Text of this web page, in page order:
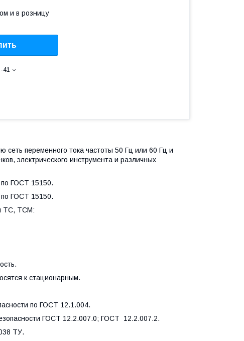
и в розницу
41
переменного тока частоты 50 Гц или 60 Гц и
электрического инструмента и различных
по ГОСТ 15150.
ГОСТ 15150.
ТС, ТСМ:
к стационарным.
по ГОСТ 12.1.004.
ГОСТ 12.2.007.0; ГОСТ 12.2.007.2.
ТУ.